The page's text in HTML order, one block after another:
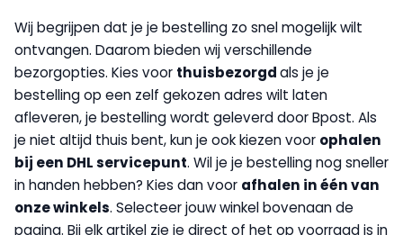
Wij begrijpen dat je je bestelling zo snel mogelijk wilt
ontvangen. Daarom bieden wij verschillende
bezorgopties. Kies voor thuisbezorgdals je je
bestelling op een zelf gekozen adres wilt laten
afleveren, je bestelling wordt geleverd door Bpost. Als
je niet altijd thuis bent, kun je ook kiezen voor ophalen
bij een DHL servicepunt. Wil je je bestelling nog sneller
in handen hebben? Kies dan voor afhalen in één van
onze winkels. Selecteer jouw winkel bovenaan de
pagina. Bij elk artikel zie je direct of het op voorraad is in